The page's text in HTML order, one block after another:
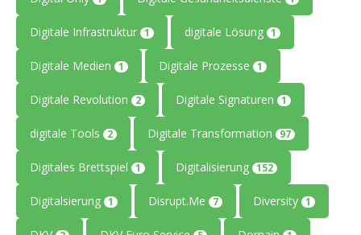
Digitale Infrastruktur 1 digitale Lösung 1
Digitale Medien 1 Digitale Prozesse 1
Digitale Revolution 2 Digitale Signaturen 1
digitale Tools 2 Digitale Transformation 97
Digitales Brettspiel 1 Digitalisierung 152
Digitalsierung 1 Disrupt.Me 7 Diversity 1